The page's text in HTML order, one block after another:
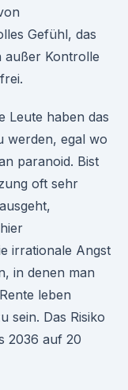
Gefühl, das
außer Kontrolle
Leute haben das
werden, egal wo
paranoid. Bist
oft sehr
irrationale Angst
in denen man
leben
sein. Das Risiko
2036 auf 20